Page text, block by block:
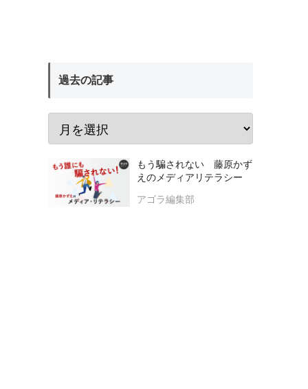
過去の記事
もう騙されない 藤原かず
えのメディアリテラシー
アゴラ編集部